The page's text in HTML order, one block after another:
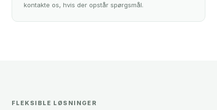
kontakte os, hvis der opstår spørgsmål.
FLEKSIBLE LØSNINGER